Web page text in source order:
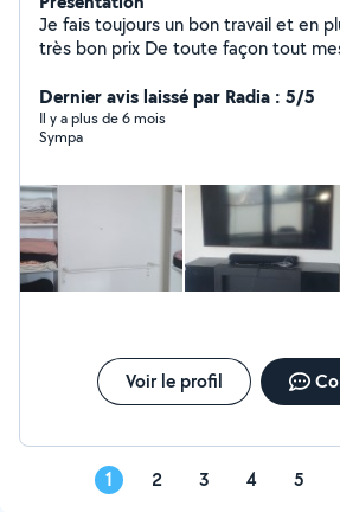
Je fais toujours un bon travail et en
très bon prix De toute façon tout mes clients sont
Dernier avis laissé par Radia : 5/5
Il y a plus de 6 mois
Sympa
Voir le profil
1 2 3 4 5